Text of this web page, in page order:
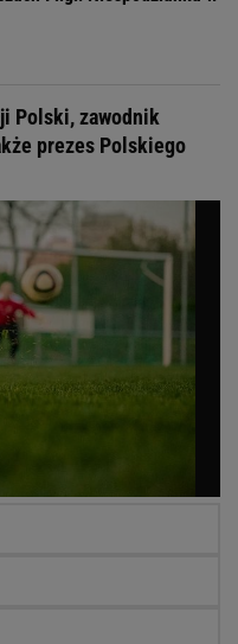
Polski, zawodnik
prezes Polskiego